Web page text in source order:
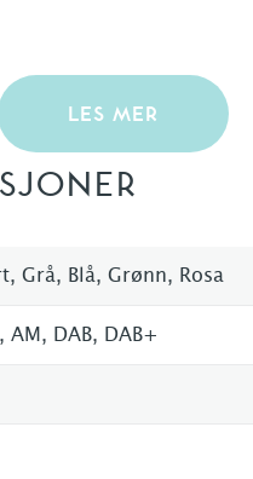
LES MER
Grå, Blå, Grønn, Rosa
AM, DAB, DAB+